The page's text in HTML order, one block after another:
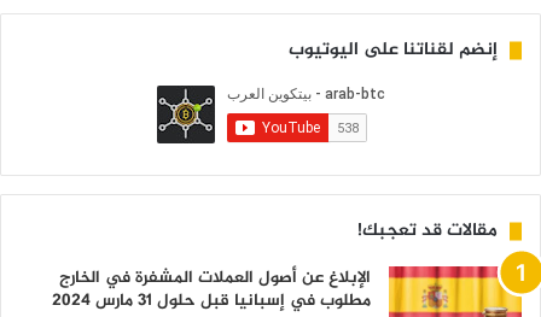
إنضم لقناتنا على اليوتيوب
مقالات قد تعجبك!
الإبلاغ عن أصول العملات المشفرة في الخارج
مطلوب في إسبانيا قبل حلول 31 مارس 2024